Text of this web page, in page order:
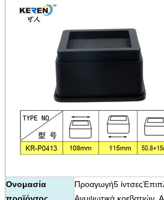
Ονομασία
Προαγωγή5 ίντσες